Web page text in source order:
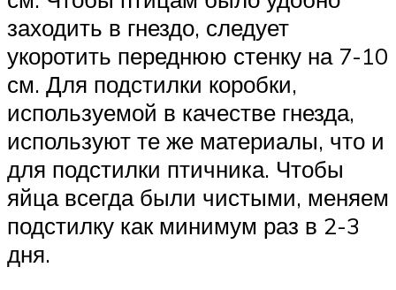
заходить в гнездо, следует
укоротить переднюю стенку на 7-10
см. Для подстилки коробки,
используемой в качестве гнезда,
используют те же материалы, что и
для подстилки птичника. Чтобы
яйца всегда были чистыми, меняем
подстилку как минимум раз в 2-3
дня.